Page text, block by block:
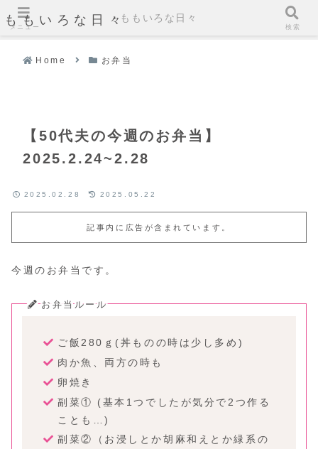
ももいろな日々
Home お弁当
【50代夫の今週のお弁当】
2025.2.24~2.28
2025.02.28 2025.05.22
記事内に広告が含まれています。
今週のお弁当です。
お弁当ルール
ご飯280ｇ(丼ものの時は少し多め)
肉か魚、両方の時も
卵焼き
副菜① (基本1つでしたが気分で2つ作る
ことも…)
副菜②（お浸しとか胡麻和えとか緑系の
メニュー
ももいろな日々
検索